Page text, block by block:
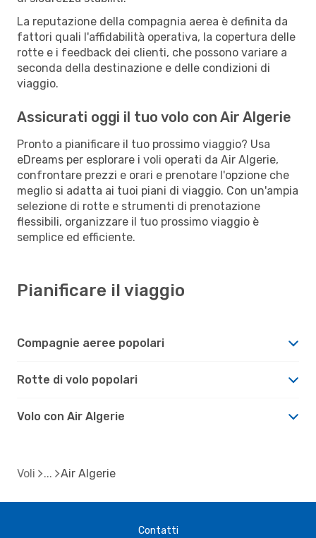
La reputazione della compagnia aerea è definita da
fattori quali l'affidabilità operativa, la copertura delle
rotte e i feedback dei clienti, che possono variare a
seconda della destinazione e delle condizioni di
viaggio.
Assicurati oggi il tuo volo con Air Algerie
Pronto a pianificare il tuo prossimo viaggio? Usa
eDreams per esplorare i voli operati da Air Algerie,
confrontare prezzi e orari e prenotare l'opzione che
meglio si adatta ai tuoi piani di viaggio. Con un'ampia
selezione di rotte e strumenti di prenotazione
flessibili, organizzare il tuo prossimo viaggio è
semplice ed efficiente.
Pianificare il viaggio
Compagnie aeree popolari
Rotte di volo popolari
Volo con Air Algerie
Voli Air Algerie
Contatti